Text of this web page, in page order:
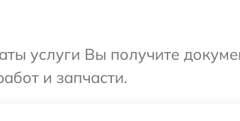
услуги Вы получите
и запчасти.